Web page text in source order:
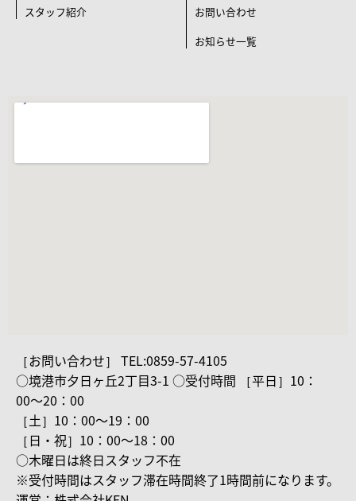
スタッフ紹介
お問い合わせ
お知らせ一覧
［お問い合わせ］ TEL:0859-57-4105
○境港市夕日ヶ丘2丁目3-1 ○受付時間 ［平日］10：
00〜20：00
［土］10：00〜19：00
［日・祝］10：00〜18：00
○木曜日は終日スタッフ不在
※受付時間はスタッフ滞在時間終了1時間前になります。